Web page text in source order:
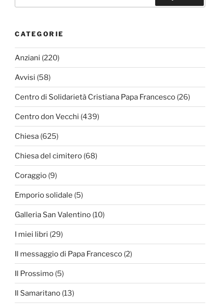
CATEGORIE
Anziani (220)
Avvisi (58)
Centro di Solidarietà Cristiana Papa Francesco (26)
Centro don Vecchi (439)
Chiesa (625)
Chiesa del cimitero (68)
Coraggio (9)
Emporio solidale (5)
Galleria San Valentino (10)
I miei libri (29)
Il messaggio di Papa Francesco (2)
Il Prossimo (5)
Il Samaritano (13)